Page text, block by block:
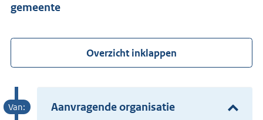
gemeente
Overzicht inklappen
Aanvragende organisatie